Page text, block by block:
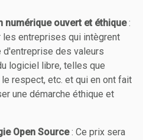
numérique ouvert et éthique:
entreprises qui intègrent
d'entreprise des valeurs
logiciel libre, telles que
le respect, etc. et qui en ont fait
une démarche éthique et
Open Source: Ce prix sera